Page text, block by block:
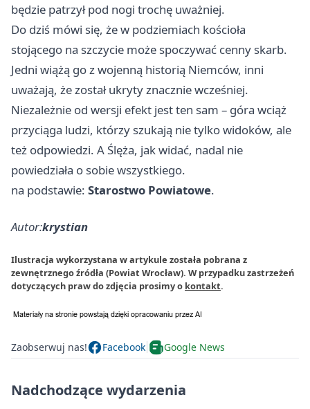
będzie patrzył pod nogi trochę uważniej.
Do dziś mówi się, że w podziemiach kościoła
stojącego na szczycie może spoczywać cenny skarb.
Jedni wiążą go z wojenną historią Niemców, inni
uważają, że został ukryty znacznie wcześniej.
Niezależnie od wersji efekt jest ten sam – góra wciąż
przyciąga ludzi, którzy szukają nie tylko widoków, ale
też odpowiedzi. A Ślęża, jak widać, nadal nie
powiedziała o sobie wszystkiego.
na podstawie: Starostwo Powiatowe.
Autor:krystian
Ilustracja wykorzystana w artykule została pobrana z
zewnętrznego źródła (Powiat Wrocław). W przypadku zastrzeżeń
dotyczących praw do zdjęcia prosimy o kontakt.
Zaobserwuj nas! Facebook Google News
Nadchodzące wydarzenia